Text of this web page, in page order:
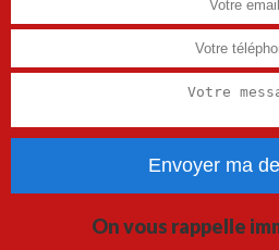
On vous rappelle